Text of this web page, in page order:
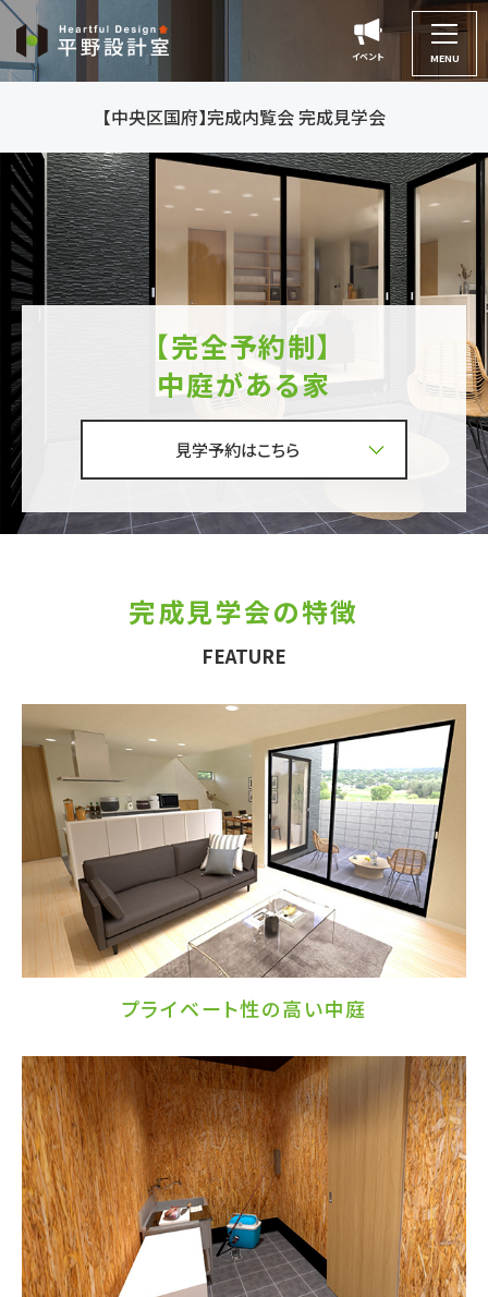
イベント
平
野
設
イベント MENU
【中央区国府】完成内覧会 完成見学会
【完全予約制】
中庭がある家
見学予約はこちら
完成見学会の特徴
FEATURE
プライベート性の高い中庭